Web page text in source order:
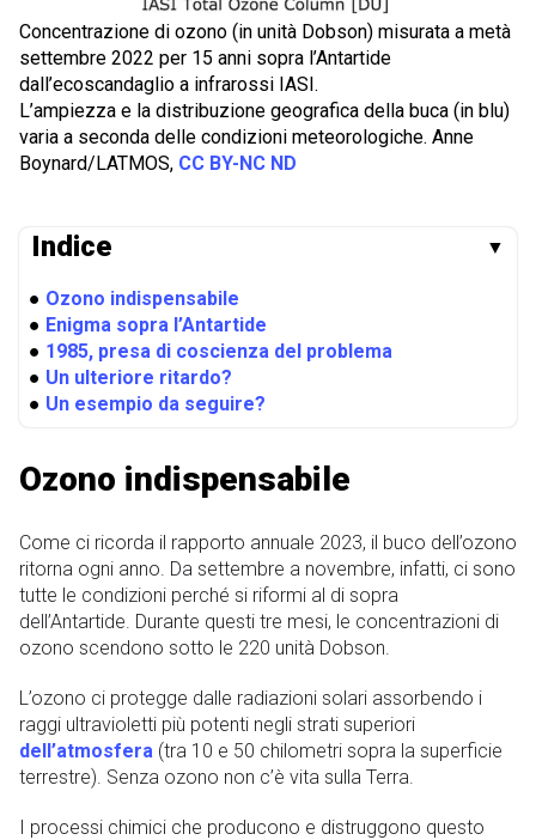
Concentrazione di ozono (in unità Dobson) misurata a metà
settembre 2022 per 15 anni sopra l’Antartide
dall’ecoscandaglio a infrarossi IASI.
L’ampiezza e la distribuzione geografica della buca (in blu)
varia a seconda delle condizioni meteorologiche. Anne
Boynard/LATMOS, CC BY-NC ND
Indice ▼
● Ozono indispensabile
● Enigma sopra l’Antartide
● 1985, presa di coscienza del problema
● Un ulteriore ritardo?
● Un esempio da seguire?
Ozono indispensabile
Come ci ricorda il rapporto annuale 2023, il buco dell’ozono
ritorna ogni anno. Da settembre a novembre, infatti, ci sono
tutte le condizioni perché si riformi al di sopra
dell’Antartide. Durante questi tre mesi, le concentrazioni di
ozono scendono sotto le 220 unità Dobson.
L’ozono ci protegge dalle radiazioni solari assorbendo i
raggi ultravioletti più potenti negli strati superiori
dell’atmosfera (tra 10 e 50 chilometri sopra la superficie
terrestre). Senza ozono non c’è vita sulla Terra.
I processi chimici che producono e distruggono questo